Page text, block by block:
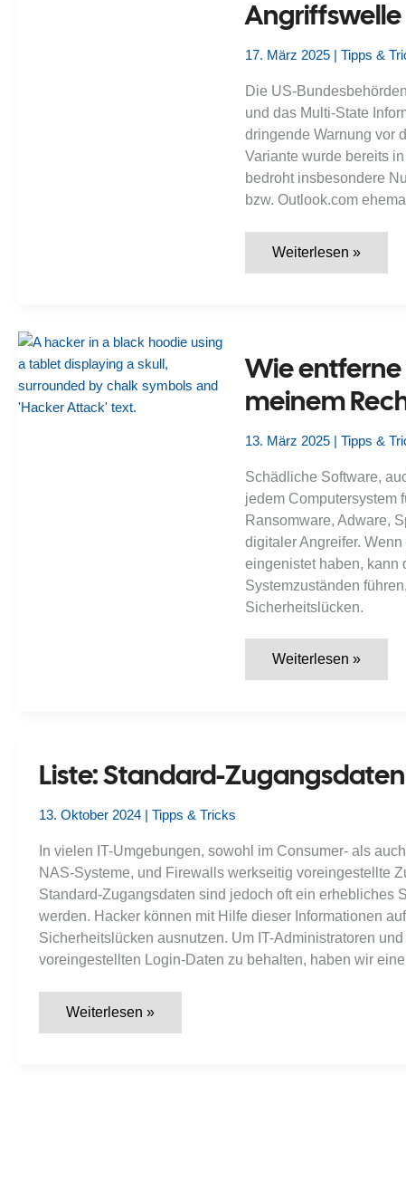
gefährden
Angriffswelle
17. März 2025 | Tipps &
Die US-
und das Multi-State
dringende Warnung vor
Variante wurde bereits
bedroht insbesondere
bzw. Outlook.com
Medusa
Outlook-
Postfächern
vor
neuer
Weiterlesen »
Wie
meinem
13. März 2025 | Tipps &
Schädliche Software,
jedem Computersystem
Ransomware, Adware,
digitaler Angreifer.
eingenistet haben, kann
Systemzuständen
Sicherheitslücken.
Wie
meinem
Rechner?
Weiterlesen »
Liste: Standard-
13. Oktober 2024 | Tipps & Tricks
In vielen IT-Umgebungen, sowohl im Consumer- als
NAS-Systeme, und Firewalls werkseitig voreingestellte
Standard-Zugangsdaten sind jedoch oft ein erhebliches
werden. Hacker können mit Hilfe dieser Informationen
Sicherheitslücken ausnutzen. Um IT-Administratoren
voreingestellten Login-Daten zu behalten, haben wir
Liste:
Weiterlesen »